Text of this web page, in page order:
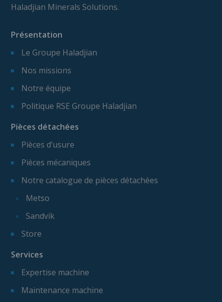
Haladjian Minerals Solutions.
Présentation
Le Groupe Haladjian
Nos missions
Notre équipe
Politique RSE Groupe Haladjian
Pièces détachées
Pièces d’usure
Pièces mécaniques
Notre catalogue de pièces détachées
Metso
Sandvik
Store
Services
Expertise machine
Maintenance machine